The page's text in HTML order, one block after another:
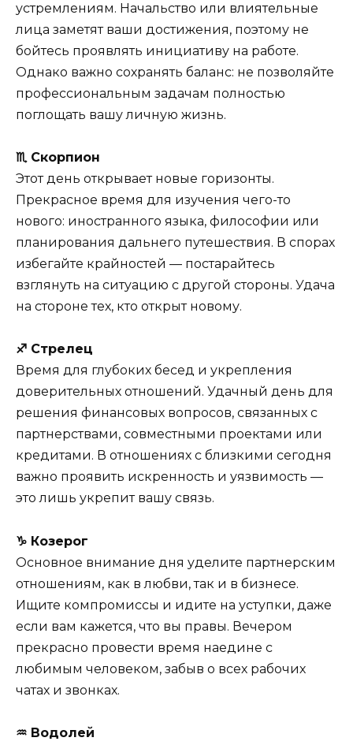
устремлениям. Начальство или влиятельные
лица заметят ваши достижения, поэтому не
бойтесь проявлять инициативу на работе.
Однако важно сохранять баланс: не позволяйте
профессиональным задачам полностью
поглощать вашу личную жизнь.
♏ Скорпион
Этот день открывает новые горизонты.
Прекрасное время для изучения чего-то
нового: иностранного языка, философии или
планирования дальнего путешествия. В спорах
избегайте крайностей — постарайтесь
взглянуть на ситуацию с другой стороны. Удача
на стороне тех, кто открыт новому.
♐ Стрелец
Время для глубоких бесед и укрепления
доверительных отношений. Удачный день для
решения финансовых вопросов, связанных с
партнерствами, совместными проектами или
кредитами. В отношениях с близкими сегодня
важно проявить искренность и уязвимость —
это лишь укрепит вашу связь.
♑ Козерог
Основное внимание дня уделите партнерским
отношениям, как в любви, так и в бизнесе.
Ищите компромиссы и идите на уступки, даже
если вам кажется, что вы правы. Вечером
прекрасно провести время наедине с
любимым человеком, забыв о всех рабочих
чатах и звонках.
♒ Водолей